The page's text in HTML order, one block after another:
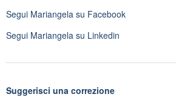
Segui Mariangela su Facebook
Segui Mariangela su Linkedin
Suggerisci una correzione